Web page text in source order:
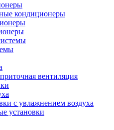
кондиционеры
вентиляция
с увлажнением воздуха
установки